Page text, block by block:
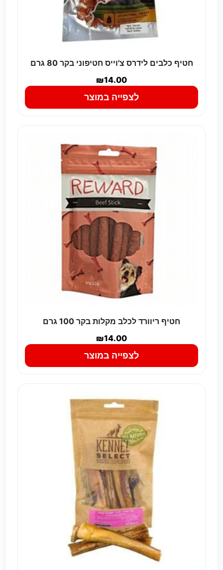
חטיף כלבים לידרס צ'וייס חטיפוני בקר 80 גרם
₪14.00
לצפייה במוצר
חטיף ריוורד לכלב מקלות בקר 100 גרם
₪14.00
לצפייה במוצר